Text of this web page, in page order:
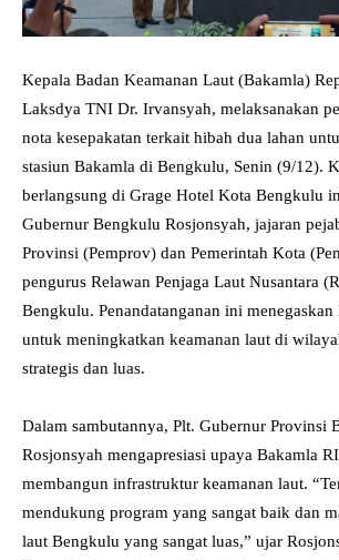
Kepala Badan Keamanan Laut (Bakamla)
Laksdya TNI Dr. Irvansyah, melaksanakan
nota kesepakatan terkait hibah dua lahan
stasiun Bakamla di Bengkulu, Senin (9/12).
berlangsung di Grage Hotel Kota Bengkulu
Gubernur Bengkulu Rosjonsyah, jajaran
Provinsi (Pemprov) dan Pemerintah Kota
pengurus Relawan Penjaga Laut Nusantara
Bengkulu. Penandatanganan ini
untuk meningkatkan keamanan laut di
strategis dan luas.
Dalam sambutannya, Plt. Gubernur Provinsi
Rosjonsyah mengapresiasi upaya Bakamla
membangun infrastruktur keamanan laut.
mendukung program yang sangat baik dan
laut Bengkulu yang sangat luas,” ujar